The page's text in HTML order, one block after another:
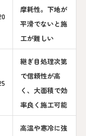
摩耗性。下地が
平滑でないと施
工が難しい
継ぎ目処理次第
で信頼性が高
く、大面積で効
率良く施工可能
高温や寒冷に強